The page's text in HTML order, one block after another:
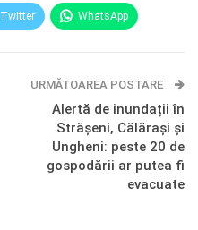
Twitter WhatsApp
URMĂTOAREA POSTARE
Alertă de inundații în
Strășeni, Călărași și
Ungheni: peste 20 de
gospodării ar putea fi
evacuate